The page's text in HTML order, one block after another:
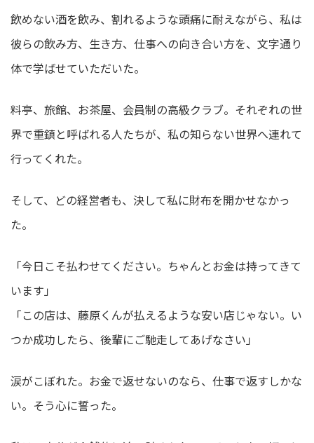
飲めない酒を飲み、割れるような頭痛に耐えながら、私は
彼らの飲み方、生き方、仕事への向き合い方を、文字通り
体で学ばせていただいた。
料亭、旅館、お茶屋、会員制の高級クラブ。それぞれの世
界で重鎮と呼ばれる人たちが、私の知らない世界へ連れて
行ってくれた。
そして、どの経営者も、決して私に財布を開かせなかっ
た。
「今日こそ払わせてください。ちゃんとお金は持ってきて
います」
「この店は、藤原くんが払えるような安い店じゃない。い
つか成功したら、後輩にご馳走してあげなさい」
涙がこぼれた。お金で返せないのなら、仕事で返すしかな
い。そう心に誓った。